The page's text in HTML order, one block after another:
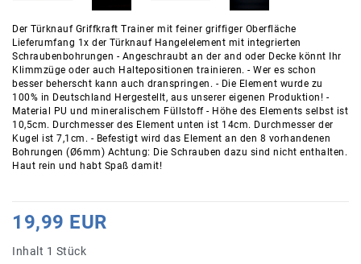
Der Türknauf Griffkraft Trainer mit feiner griffiger Oberfläche
Lieferumfang 1x der Türknauf Hangelelement mit integrierten
Schraubenbohrungen - Angeschraubt an der and oder Decke könnt Ihr
Klimmzüge oder auch Haltepositionen trainieren. - Wer es schon
besser beherscht kann auch dranspringen. - Die Element wurde zu
100% in Deutschland Hergestellt, aus unserer eigenen Produktion! -
Material PU und mineralischem Füllstoff - Höhe des Elements selbst ist
10,5cm. Durchmesser des Element unten ist 14cm. Durchmesser der
Kugel ist 7,1cm. - Befestigt wird das Element an den 8 vorhandenen
Bohrungen (Ø6mm) Achtung: Die Schrauben dazu sind nicht enthalten.
Haut rein und habt Spaß damit!
19,99 EUR
Inhalt 1 Stück